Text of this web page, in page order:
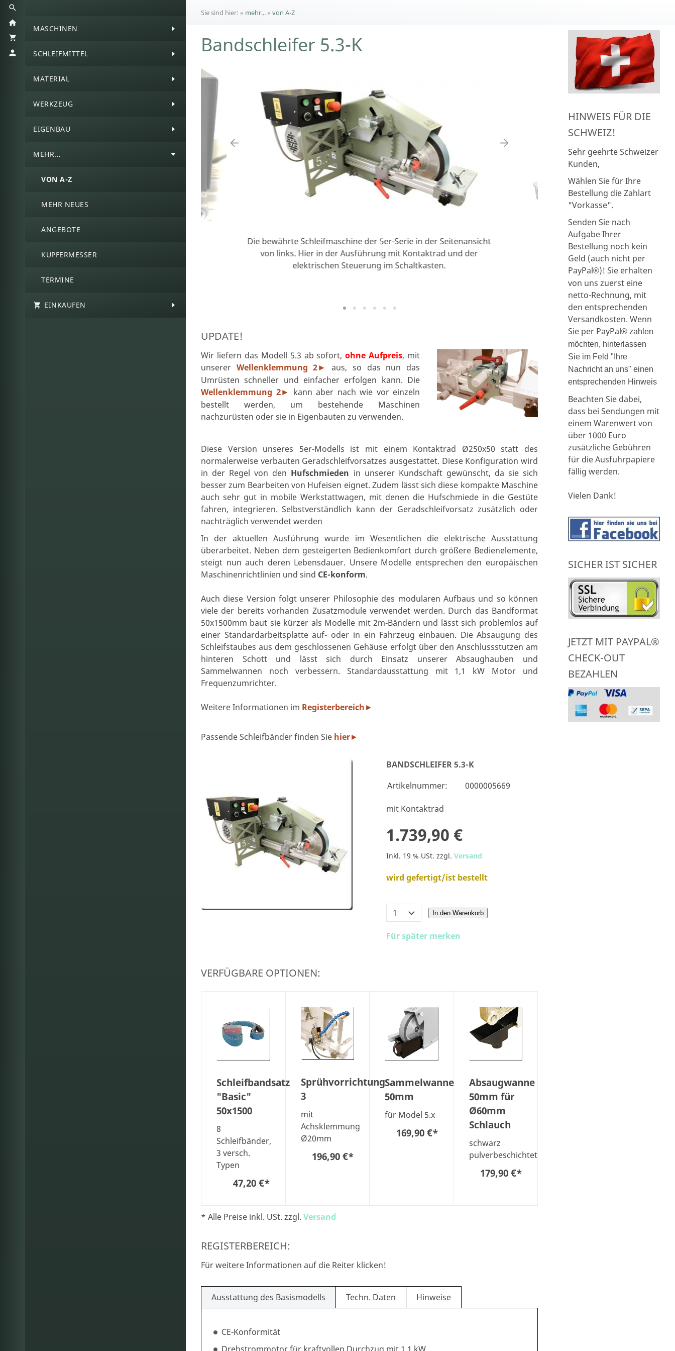
MASCHINEN
SCHLEIFMITTEL
MATERIAL
WERKZEUG
EIGENBAU
MEHR...
VON A-Z
MEHR NEUES
ANGEBOTE
KUPFERMESSER
TERMINE
EINKAUFEN
Sie sind hier: » mehr...» von A-Z
Bandschleifer 5.3-K
Die bewährte Schleifmaschine der 5er-Serie in der Seitenansicht
von links. Hier in der Ausführung mit Kontaktrad und der
elektrischen Steuerung im Schaltkasten.
UPDATE!
Wir liefern das Modell 5.3 ab sofort,ohne Aufpreis, mit
unserer Wellenklemmung 2►
aus, so das nun das
Umrüsten schneller und einfacher erfolgen kann. Die
Wellenklemmung 2►
kann aber nach wie vor einzeln
bestellt werden, um bestehende Maschinen
nachzurüsten oder sie in Eigenbauten zu verwenden.
Diese Version unseres 5er-Modells ist mit einem Kontaktrad Ø250x50 statt des
normalerweise verbauten Geradschleifvorsatzes ausgestattet. Diese Konfiguration wird
in der Regel von den Hufschmieden in unserer Kundschaft gewünscht, da sie sich
besser zum Bearbeiten von Hufeisen eignet. Zudem lässt sich diese kompakte Maschine
auch sehr gut in mobile Werkstattwagen, mit denen die Hufschmiede in die Gestüte
fahren, integrieren. Selbstverständlich kann der Geradschleifvorsatz zusätzlich oder
nachträglich verwendet werden
In der aktuellen Ausführung wurde im Wesentlichen die elektrische Ausstattung
überarbeitet. Neben dem gesteigerten Bedienkomfort durch größere Bedienelemente,
steigt nun auch deren Lebensdauer. Unsere Modelle entsprechen den europäischen
Maschinenrichtlinien und sind CE-konform.
Auch diese Version folgt unserer Philosophie des modularen Aufbaus und so können
viele der bereits vorhanden Zusatzmodule verwendet werden. Durch das Bandformat
50x1500mm baut sie kürzer als Modelle mit 2m-Bändern und lässt sich problemlos auf
einer Standardarbeitsplatte auf- oder in ein Fahrzeug einbauen. Die Absaugung des
Schleifstaubes aus dem geschlossenen Gehäuse erfolgt über den Anschlussstutzen am
hinteren Schott und lässt sich durch Einsatz unserer Absaughauben und
Sammelwannen noch verbessern. Standardausstattung mit 1,1 kW Motor und
Frequenzumrichter.
Weitere Informationen im Registerbereich ►
Passende Schleifbänder finden Sie hier►
BANDSCHLEIFER 5.3-K
Artikelnummer:
0000005669
mit Kontaktrad
1.739,90 €
Inkl. 19 % USt. zzgl.Versand
wird gefertigt/ist bestellt
In den Warenkorb
Für später merken
VERFÜGBARE OPTIONEN:
Schleifbandsatz
"Basic"
50x1500
8
Schleifbänder,
3 versch.
Typen
47,20 €*
Sprühvorrichtung
3
mit
Achsklemmung
Ø20mm
196,90 €*
Sammelwanne
50mm
für Model 5.x
169,90 €*
Absaugwanne
50mm für
Ø60mm
Schlauch
schwarz
pulverbeschichtet
179,90 €*
* Alle Preise inkl. USt. zzgl. Versand
REGISTERBEREICH:
Für weitere Informationen auf die Reiter klicken!
Ausstattung des Basismodells Techn. Daten Hinweise
CE-Konformität
HINWEIS FÜR DIE
SCHWEIZ!
Sehr geehrte Schweizer
Kunden,
Wählen Sie für Ihre
Bestellung die Zahlart
"Vorkasse".
Senden Sie nach
Aufgabe Ihrer
Bestellung noch kein
Geld (auch nicht per
PayPal®)! Sie erhalten
von uns zuerst eine
netto-Rechnung, mit
den entsprechenden
Versandkosten. Wenn
Sie per PayPal® zahlen
möchten, hinterlassen
Sie im Feld "Ihre
Nachricht an uns" einen
entsprechenden Hinweis
Beachten Sie dabei,
dass bei Sendungen mit
einem Warenwert von
über 1000 Euro
zusätzliche Gebühren
für die Ausfuhrpapiere
fällig werden.
Vielen Dank!
SICHER IST SICHER
JETZT MIT PAYPAL®
CHECK-OUT
BEZAHLEN